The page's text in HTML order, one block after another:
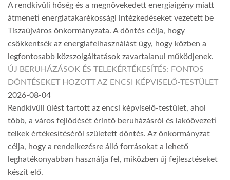
A rendkívüli hőség és a megnövekedett energiaigény miatt
átmeneti energiatakarékossági intézkedéseket vezetett be
Tiszaújváros önkormányzata. A döntés célja, hogy
csökkentsék az energiafelhasználást úgy, hogy közben a
legfontosabb közszolgáltatások zavartalanul működjenek.
ÚJ BERUHÁZÁSOK ÉS TELEKÉRTÉKESÍTÉS: FONTOS
DÖNTÉSEKET HOZOTT AZ ENCSI KÉPVISELŐ-TESTÜLET
2026-08-04
Rendkívüli ülést tartott az encsi képviselő-testület, ahol
több, a város fejlődését érintő beruházásról és lakóövezeti
telkek értékesítéséről született döntés. Az önkormányzat
célja, hogy a rendelkezésre álló forrásokat a lehető
leghatékonyabban használja fel, miközben új fejlesztéseket
készít elő.